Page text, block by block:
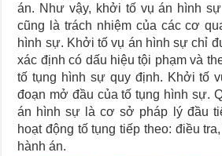
án. Như vậy, khởi tố vụ án hình
cũng là trách nhiệm của các cơ
hình sự. Khởi tố vụ án hình sự chỉ
xác định có dấu hiệu tội phạm và
tố tụng hình sự quy định. Khởi tố
đoạn mở đầu của tố tụng hình sự.
án hình sự là cơ sở pháp lý đầu
hoạt động tố tụng tiếp theo: điều
hành án.